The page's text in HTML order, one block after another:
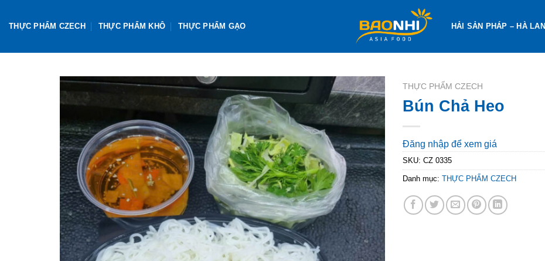
THỰC PHẨM CZECH THỰC PHẨM KHÔ THỰC PHẨM GẠO HẢI SẢN PHÁP – HÀ LAN
THỰC PHẨM CZECH
Bún Chả Heo
Đăng nhập để xem giá
SKU: CZ 0335
Danh mục: THỰC PHẨM CZECH